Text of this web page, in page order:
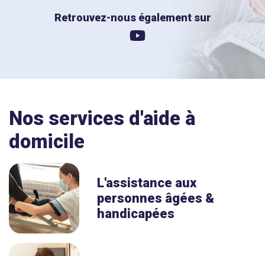
Retrouvez-nous également sur
Nos services d'aide à
domicile
L'assistance aux
personnes âgées &
handicapées